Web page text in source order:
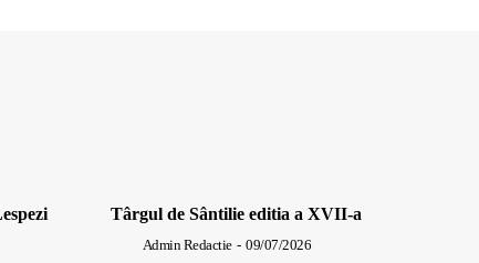
Târgul de Sântilie editia a XVII-a
Admin Redactie - 09/07/2026